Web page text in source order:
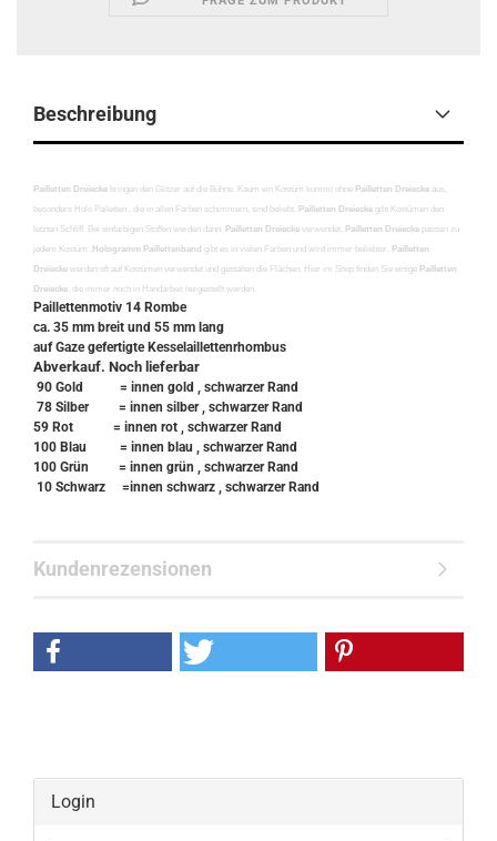
Beschreibung
Pailletten Dreiecke bringen den Glitzer auf die Bühne. Kaum ein Kostüm kommt ohne Pailletten Dreiecke aus,
besonders Holo Pailetten , die in allen Farben schimmern, sind beliebt.
Pailletten Dreiecke gibt Kostümen den
letzten Schliff. Bei einfarbigen Stoffen werden dann
Pailletten Dreiecke verwendet. Pailletten Dreiecke passen zu
jedem Kostüm .
Hologramm Paillettenband gibt es in vielen Farben und wird immer beliebter.
Pailletten
Dreiecke werden oft auf Kostümen verwendet und gestalten die Flächen. Hier im Shop finden Sie einige Pailletten
Dreiecke , die immer noch in Handarbeit hergestellt werden.
Paillettenmotiv 14 Rombe
ca. 35 mm breit und 55 mm lang
auf Gaze gefertigte Kesselaillettenrhombus
Abverkauf. Noch lieferbar
90 Gold = innen gold , schwarzer Rand
78 Silber = innen silber , schwarzer Rand
59 Rot = innen rot , schwarzer Rand
100 Blau = innen blau , schwarzer Rand
100 Grün = innen grün , schwarzer Rand
10 Schwarz =innen schwarz , schwarzer Rand
Kundenrezensionen
Login